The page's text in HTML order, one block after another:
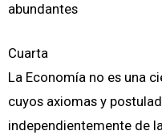
abundantes
Cuarta
La Economía no es una
cuyos axiomas y
independientemente de